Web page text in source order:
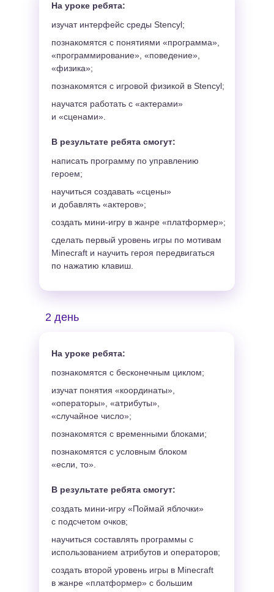
На уроке ребята:
На уроке ребята:
В результате ребята смогут:
В результате ребята смогут:
2 день
изучат интерфейс среды Stencyl;
познакомятся с понятиями «программа»,
«программирование», «поведение»,
«физика»;
познакомятся с игровой физикой в Stencyl;
научатся работать с «актерами»
и «сценами».
познакомятся с бесконечным циклом;
изучат понятия «координаты»,
«операторы», «атрибуты»,
«случайное число»;
познакомятся с временными блоками;
познакомятся с условным блоком
«если, то».
написать программу по управлению
героем;
научиться создавать «сцены»
и добавлять «актеров»;
создать мини-игру в жанре «платформер»;
сделать первый уровень игры по мотивам
Minecraft и научить героя передвигаться
по нажатию клавиш.
создать мини-игру «Поймай яблочки»
с подсчетом очков;
научиться составлять программы с
использованием атрибутов и операторов;
создать второй уровень игры в Minecraft
в жанре «платформер» с большим